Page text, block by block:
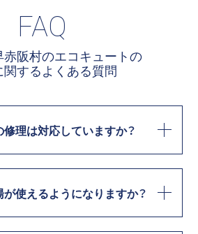
FAQ
赤阪村のエコキュートの
するよくある質問
理は対応していますか？
使えるようになりますか？